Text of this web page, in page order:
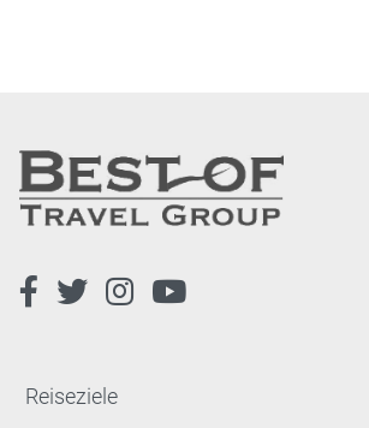
Reiseziele